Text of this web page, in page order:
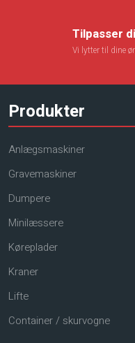
​Tilpasser
Vi lytter til dine
Produkter
Anlægsmaskiner
Gravemaskiner
Dumpere
Minilæssere
Køreplader
Kraner
Lifte
Container / skurvogne